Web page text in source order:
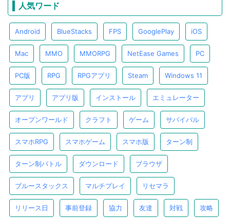
人気ワード
Android BlueStacks FPS GooglePlay iOS
Mac MMO MMORPG NetEase Games PC
PC版 RPG RPGアプリ Steam Windows 11
アプリ アプリ版 インストール エミュレーター
オープンワールド クラフト ゲーム サバイバル
スマホRPG スマホゲーム スマホ版 ターン制
ターン制バトル ダウンロード ブラウザ
ブルースタックス マルチプレイ リセマラ
リリース日 事前登録 協力 友達 対戦 攻略